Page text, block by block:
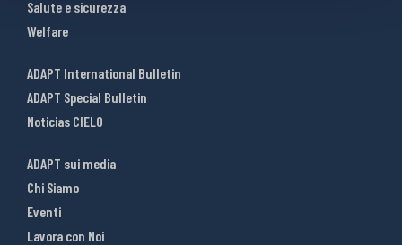
Salute e sicurezza
Welfare
ADAPT International Bulletin
ADAPT Special Bulletin
Noticias CIELO
ADAPT sui media
Chi Siamo
Eventi
Lavora con Noi